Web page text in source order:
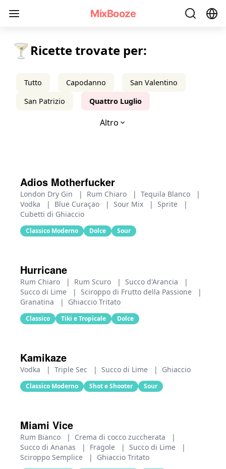
MixBooze
🍸Ricette trovate per:
Tutto Capodanno
San Valentino
San Patrizio
Quattro Luglio
Altro
Adios Motherfucker
London Dry Gin | Rum Chiaro | Tequila Blanco
|
Vodka
| Blue Curaçao | Sour Mix | Sprite
|
Cubetti di Ghiaccio
Classico Moderno Dolce Sour
Hurricane
Rum Chiaro | Rum Scuro | Succo d'Arancia
|
Succo di Lime
| Sciroppo di Frutto della Passione
|
Granatina
| Ghiaccio Tritato
Classico Tiki e Tropicale Dolce
Kamikaze
Vodka | Triple Sec | Succo di Lime | Ghiaccio
Classico Moderno Shot e Shooter Sour
Miami Vice
Rum Bianco | Crema di cocco zuccherata
|
Succo di Ananas
| Fragole | Succo di Lime
|
Sciroppo Semplice
| Ghiaccio Tritato